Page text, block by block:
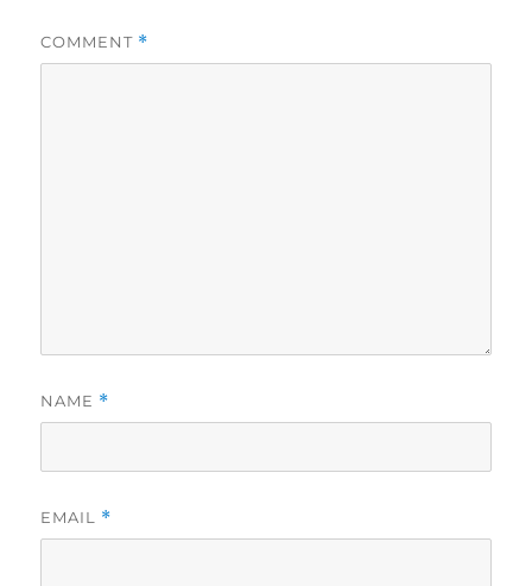
COMMENT *
NAME *
EMAIL *